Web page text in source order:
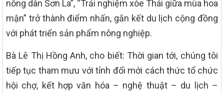
nông dân Sơn La”, “Trải nghiệm xòe Thái giữa mùa hoa
mận” trở thành điểm nhấn, gắn kết du lịch cộng đồng
với phát triển sản phẩm nông nghiệp.
Bà Lê Thị Hồng Anh, cho biết: Thời gian tới, chúng tôi
tiếp tục tham mưu với tỉnh đổi mới cách thức tổ chức
hội chợ, kết hợp văn hóa – nghệ thuật – du lịch –